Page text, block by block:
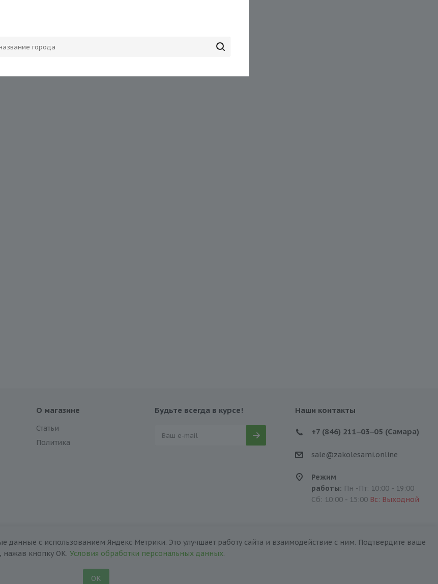
О магазине
Статьи
Политика
Будьте всегда в курсе! Наши контакты
+7 (846) 211‒03‒05 (Самара)
sale@zakolesami.online
Режим
работы: Пн -Пт: 10:00 - 19:00
Сб: 10:00 - 15:00 Вс: Выходной
данные с использованием Яндекс Метрики. Это улучшает работу сайта и взаимодействие с ним. Подтвердите ваше
нажав кнопку ОК. Условия обработки персональных данных.
ОК